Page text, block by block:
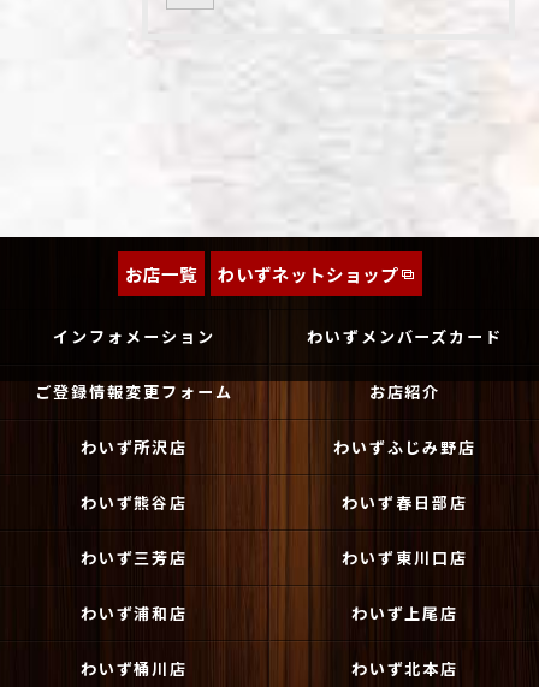
お店一覧 わいずネットショップ
インフォメーション わいずメンバーズカード
ご登録情報変更フォーム お店紹介
わいず所沢店 わいずふじみ野店
わいず熊谷店 わいず春日部店
わいず三芳店 わいず東川口店
わいず浦和店 わいず上尾店
わいず桶川店 わいず北本店